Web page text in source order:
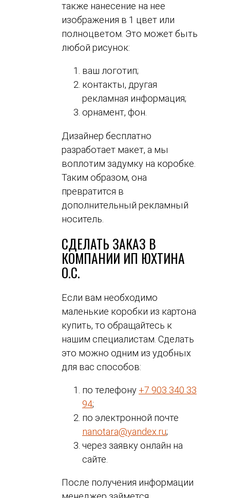
также нанесение на нее
изображения в 1 цвет или
полноцветом. Это может быть
любой рисунок:
ваш логотип;
контакты, другая
рекламная информация;
орнамент, фон.
Дизайнер бесплатно
разработает макет, а мы
воплотим задумку на коробке.
Таким образом, она
превратится в
дополнительный рекламный
носитель.
СДЕЛАТЬ ЗАКАЗ В
КОМПАНИИ ИП ЮХТИНА
О.С.
Если вам необходимо
маленькие коробки из картона
купить, то обращайтесь к
нашим специалистам. Сделать
это можно одним из удобных
для вас способов:
по телефону +7 903 340 33
94;
по электронной почте
nanotara@yandex.ru;
через заявку онлайн на
сайте.
После получения информации